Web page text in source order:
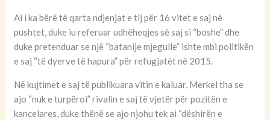
Ai i ka bërë të qarta ndjenjat e tij për 16 vitet e saj në
pushtet, duke iu referuar udhëheqjes së saj si “boshe” dhe
duke pretenduar se një “batanije mjegulle” ishte mbi politikën
e saj “të dyerve të hapura” për refugjatët në 2015.
Në kujtimet e saj të publikuara vitin e kaluar, Merkel tha se
ajo “nuk e turpëroi” rivalin e saj të vjetër për pozitën e
kancelares, duke thënë se ajo njohu tek ai “dëshirën e